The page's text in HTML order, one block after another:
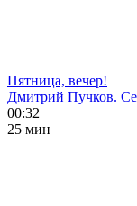
Пятница, вечер!
Дмитрий Пучков.
00:32
25 мин